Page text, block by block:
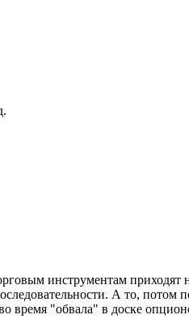
инструментам
А то, потом
"обвала" в доске